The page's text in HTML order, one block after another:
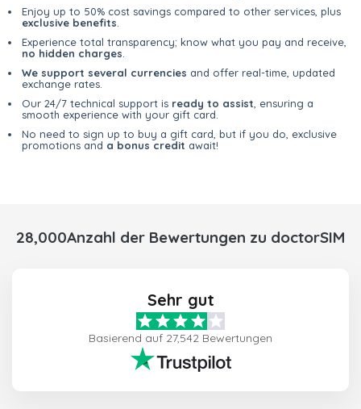
Enjoy up to 50% cost savings compared to other services, plus
exclusive benefits
Experience total transparency; know what you pay and receive,
no hidden charges
We support several currencies and offer real-time, updated
exchange rates.
Our 24/7 technical support is ready to assist , ensuring a
smooth experience with your gift card.
No need to sign up to buy a gift card, but if you do, exclusive
promotions and a bonus credit await!
28,000Anzahl der Bewertungen zu doctorSIM
Sehr gut
Basierend auf 27,542 Bewertungen